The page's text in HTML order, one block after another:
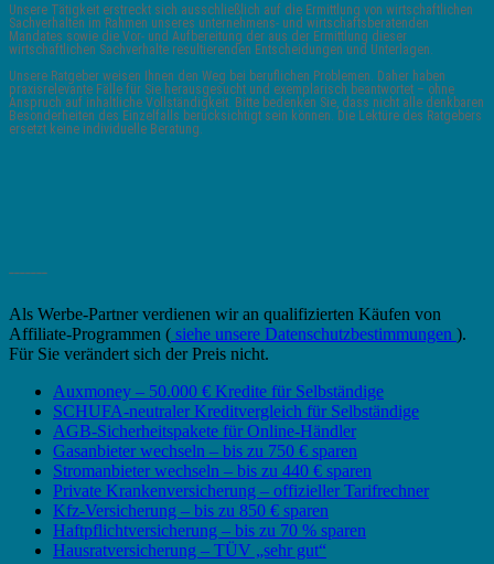
Unsere Tätigkeit erstreckt sich ausschließlich auf die Ermittlung von wirtschaftlichen
Sachverhalten im Rahmen unseres unternehmens- und wirtschaftsberatenden
Mandates sowie die Vor- und Aufbereitung der aus der Ermittlung dieser
wirtschaftlichen Sachverhalte resultierenden Entscheidungen und Unterlagen.
Unsere Ratgeber weisen Ihnen den Weg bei beruflichen Problemen. Daher haben
praxisrelevante Fälle für Sie herausgesucht und exemplarisch beantwortet – ohne
Anspruch auf inhaltliche Vollständigkeit. Bitte bedenken Sie, dass nicht alle denkbaren
Besonderheiten des Einzelfalls berücksichtigt sein können. Die Lektüre des Ratgebers
ersetzt keine individuelle Beratung.
Als Werbe-Partner verdienen wir an qualifizierten Käufen von
Affiliate-Programmen ( siehe unsere Datenschutzbestimmungen ).
Für Sie verändert sich der Preis nicht.
Auxmoney – 50.000 € Kredite für Selbständige
SCHUFA-neutraler Kreditvergleich für Selbständige
AGB-Sicherheitspakete für Online-Händler
Gasanbieter wechseln – bis zu 750 € sparen
Stromanbieter wechseln – bis zu 440 € sparen
Private Krankenversicherung – offizieller Tarifrechner
Kfz-Versicherung – bis zu 850 € sparen
Haftpflichtversicherung – bis zu 70 % sparen
Hausratversicherung – TÜV „sehr gut“